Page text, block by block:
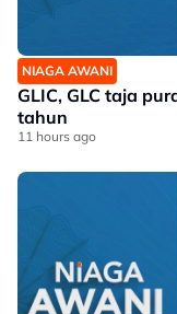
NIAGA AWANI
GLIC, GLC taja
tahun
11 hours ago